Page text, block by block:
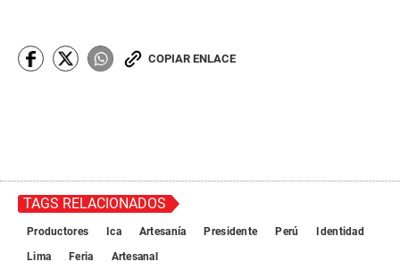
COPIAR ENLACE
TAGS RELACIONADOS
Productores Ica Artesanía Presidente Perú
Identidad
Lima
Feria Artesanal